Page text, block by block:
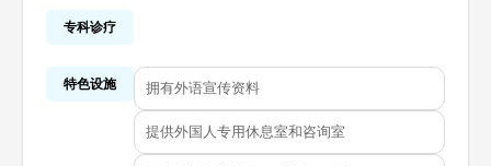
专科诊疗
特色设施 拥有外语宣传资料
提供外国人专用休息室和咨询室